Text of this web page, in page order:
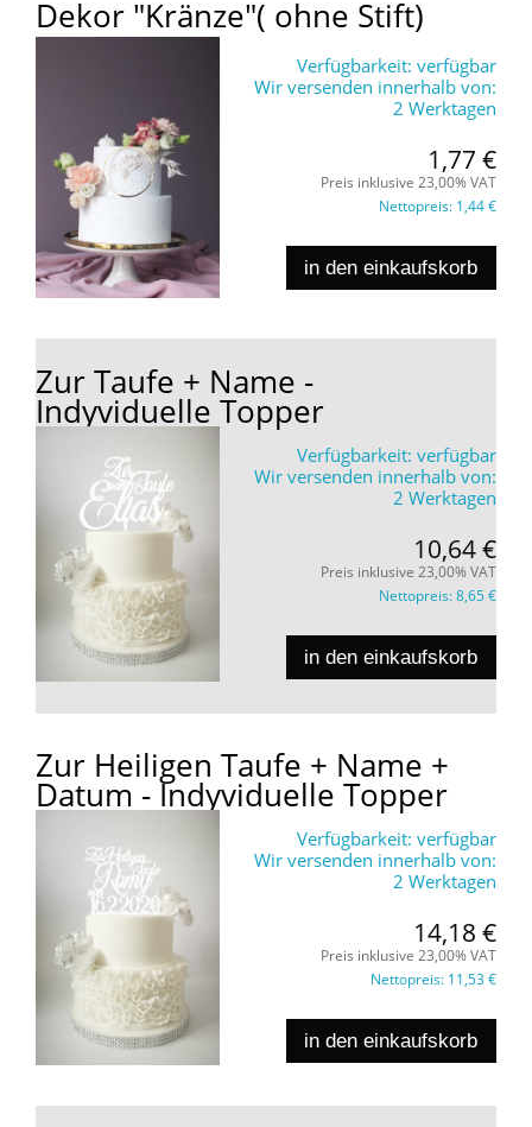
Dekor "Kränze"( ohne Stift)
Verfügbarkeit: verfügbar
Wir versenden innerhalb von:
2 Werktagen
1,77 €
Preis inklusive 23,00% VAT
Nettopreis: 1,44 €
in den einkaufskorb
Zur Taufe + Name -
Indyviduelle Topper
Verfügbarkeit: verfügbar
Wir versenden innerhalb von:
2 Werktagen
10,64 €
Preis inklusive 23,00% VAT
Nettopreis:8,65 €
in den einkaufskorb
Zur Heiligen Taufe + Name +
Datum - Indyviduelle Topper
Verfügbarkeit: verfügbar
Wir versenden innerhalb von:
2 Werktagen
14,18 €
Preis inklusive 23,00% VAT
Nettopreis: 11,53 €
in den einkaufskorb